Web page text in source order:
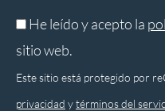
He leído y acepto la
sitio web.
Este sitio está protegido por
privacidad ytérminos del